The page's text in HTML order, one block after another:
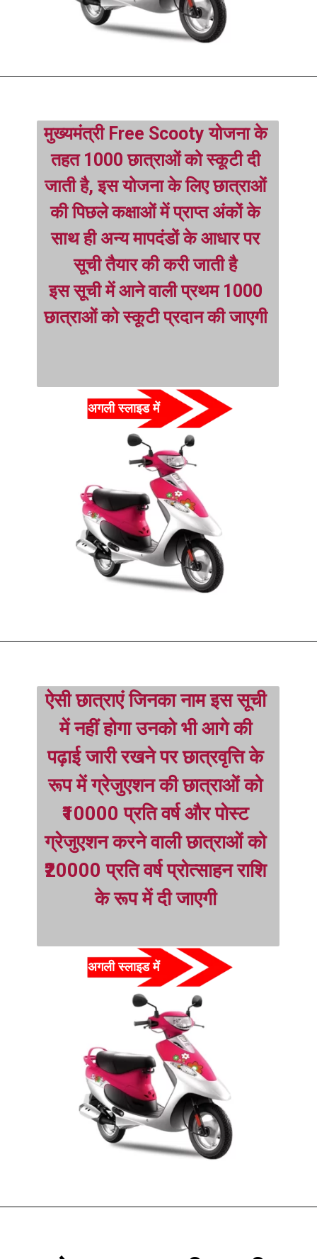
मुख्यमंत्री Free Scooty योजना के
तहत 1000 छात्राओं को स्कूटी दी
जाती है, इस योजना के लिए छात्राओं
की पिछले कक्षाओं में प्राप्त अंकों के
साथ ही अन्य मापदंडों के आधार पर
सूची तैयार की करी जाती है
इस सूची में आने वाली प्रथम 1000
छात्राओं को स्कूटी प्रदान की जाएगी
अगली स्लाइड में
ऐसी छात्राएं जिनका नाम इस सूची
में नहीं होगा उनको भी आगे की
पढ़ाई जारी रखने पर छात्रवृत्ति के
रूप में ग्रेजुएशन की छात्राओं को
₹10000 प्रति वर्ष और पोस्ट
ग्रेजुएशन करने वाली छात्राओं को
₹20000 प्रति वर्ष प्रोत्साहन राशि
के रूप में दी जाएगी
अगली स्लाइड में